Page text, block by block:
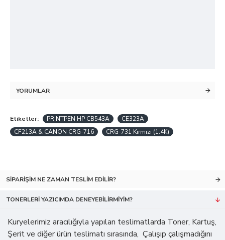
YORUMLAR
Etiketler: PRINTPEN HP CB543A
CE323A
CF213A & CANON CRG-716
CRG-731 Kırmızı (1.4K)
SIPARIŞIM NE ZAMAN TESLIM EDILIR?
TONERLERI YAZICIMDA DENEYEBILIRMIYIM?
Kuryelerimiz aracılığıyla yapılan teslimatlarda Toner, Kartuş,
Şerit ve diğer ürün teslimatı sırasında, Çalışıp çalışmadığını